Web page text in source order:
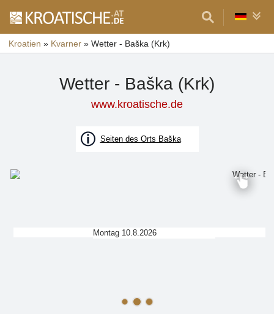
Kroatien » Kvarner » Wetter - Baška (Krk)
Wetter - Baška (Krk)
www.kroatische.de
Seiten des Orts Baška
Montag 10.8.2026